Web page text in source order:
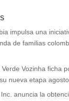
impulsa una
de familias
Vozinha ficha
nueva etapa
anuncia la